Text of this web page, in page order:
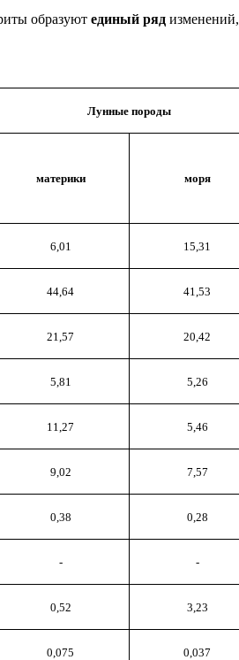
образуют единый ряд
Лунные породы
материки
моря
6,01 15,31
44,64 41,53
21,57 20,42
5,81 5,26
11,27 5,46
9,02 7,57
0,38 0,28
- -
0,52 3,23
0,075 0,037